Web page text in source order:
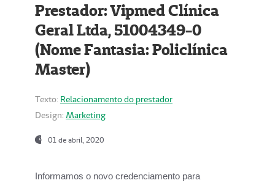
Prestador: Vipmed Clínica
Geral Ltda, 51004349-0
(Nome Fantasia: Policlínica
Master)
Texto: Relacionamento do prestador
Design: Marketing
01 de abril, 2020
Informamos o novo credenciamento para